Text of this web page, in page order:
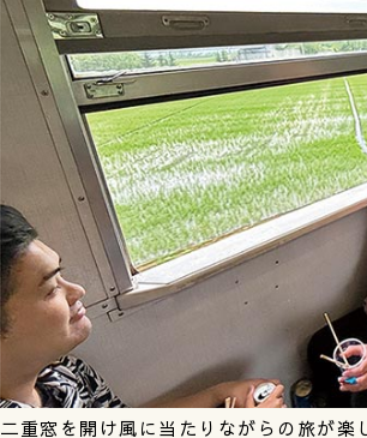
二重窓を開け風に当たりながらの旅が